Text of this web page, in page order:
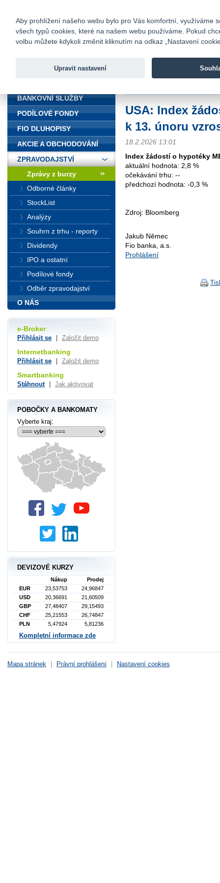
Fio banka
Fio banka
USA: Index
k 13. únoru
18.2.2026 13:01
Index žádostí o hypotéky
aktuální hodnota: 2,8 %
očekávání trhu: --
předchozí hodnota: -0,3 %
Zdroj: Bloomberg
Jakub Němec
Fio banka, a.s.
Prohlášení
BANKOVNÍ SLUŽBY
PODÍLOVÉ FONDY
FIO DLUHOPISY
AKCIE A OBCHODOVÁNÍ
ZPRAVODAJSTVÍ
Zprávy z burzy
Odborné články
StockList
Analýzy
Souhrn z trhu - reporty
Dividendy
IPO a ostatní
Podílové fondy
Odběr zpravodajství
O NÁS
e-Broker
Přihlásit se Založit demo
Internetbanking
Přihlásit se Založit demo
Smartbanking
Stáhnout Jak aktivovat
POBOČKY A BANKOMATY
Vyberte kraj:
DEVIZOVÉ KURZY
Nákup
Prodej
EUR
23,53753
24,96847
USD
20,36691
21,60509
GBP
27,48407
29,15493
CHF
25,21553
26,74847
PLN
5,47924 5,81236
Kompletní informace zde
Mapa stránek Právní prohlášení Nastavení cookies
Aby prohlížení našeho webu bylo pro Vás komfortní, využíváme
všech typů cookies, které na našem webu používáme. Pokud
volbu můžete kdykoli změnit kliknutím na odkaz „Nastavení
Upravit nastavení